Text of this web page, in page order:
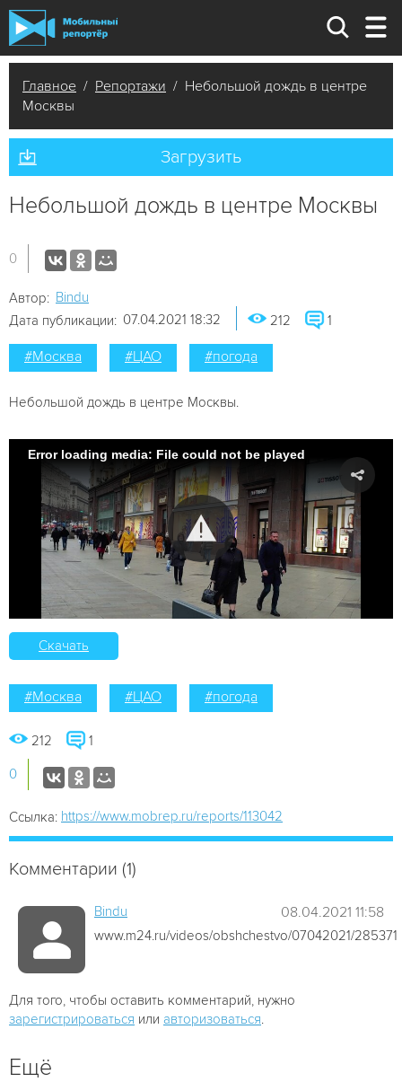
Главное / Репортажи / Небольшой дождь в центре
Москвы
Загрузить
Небольшой дождь в центре Москвы
0
Автор: Bindu
Дата публикации: 07.04.2021 18:32 212 1
#Москва #ЦАО #погода
Небольшой дождь в центре Москвы.
Error loading media: File could not be played
Скачать
#Москва #ЦАО #погода
212 1
0
Ссылка: https://www.mobrep.ru/reports/113042
Комментарии (1)
Bindu 08.04.2021 11:58
www.m24.ru/videos/obshchestvo/07042021/285371
Для того, чтобы оставить комментарий, нужно
зарегистрироваться или авторизоваться
Ещё